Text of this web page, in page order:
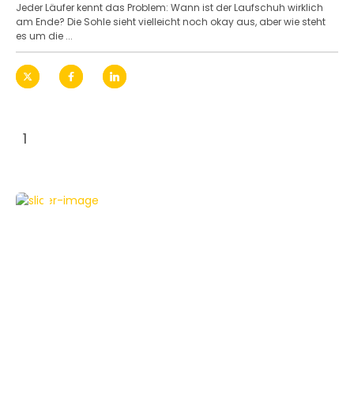
Jeder Läufer kennt das Problem: Wann ist der Laufschuh wirklich
am Ende? Die Sohle sieht vielleicht noch okay aus, aber wie steht
es um die ...
1
DRUCKER & SCANNER